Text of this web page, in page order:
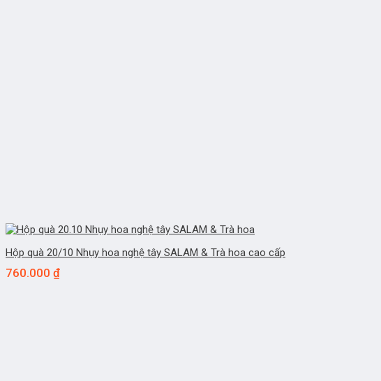
Hộp quà 20/10 Nhụy hoa nghệ tây SALAM & Trà hoa cao cấp
760.000 ₫